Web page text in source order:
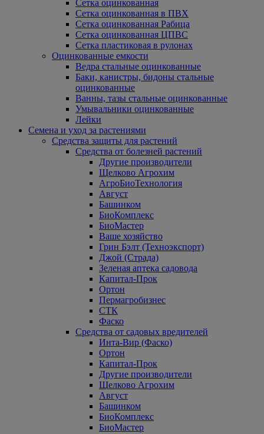
Сетка оцинкованная
Сетка оцинкованная в ПВХ
Сетка оцинкованная Рабица
Сетка оцинкованная ЦПВС
Сетка пластиковая в рулонах
Оцинкованные емкости
Ведра стальные оцинкованные
Баки, канистры, бидоны стальные
оцинкованные
Ванны, тазы стальные оцинкованные
Умывальники оцинкованные
Лейки
Семена и уход за растениями
Средства защиты для растений
Средства от болезней растений
Другие производители
Щелково Агрохим
АгроБиоТехнология
Август
Башинком
БиоКомплекс
БиоМастер
Ваше хозяйство
Грин Бэлт (Техноэкспорт)
Джой (Страда)
Зеленая аптека садовода
Капитал-Прок
Ортон
Пермагробизнес
СТК
Фаско
Средства от садовых вредителей
Инта-Вир (Фаско)
Ортон
Капитал-Прок
Другие производители
Щелково Агрохим
Август
Башинком
БиоКомплекс
БиоМастер